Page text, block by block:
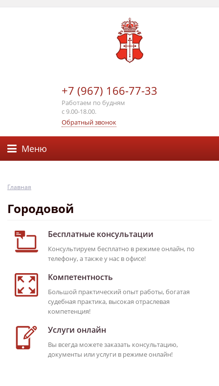
+7 (967) 166-77-33
Работаем по будням
с 9.00-18.00.
Обратный звонок
Меню
Главная
Городовой
Бесплатные консультации
Консультируем бесплатно в режиме онлайн, по
телефону, а также у нас в офисе!
Компетентность
Большой практический опыт работы, богатая
судебная практика, высокая отраслевая
компетенция!
Услуги онлайн
Вы всегда можете заказать консультацию,
документы или услуги в режиме онлайн!